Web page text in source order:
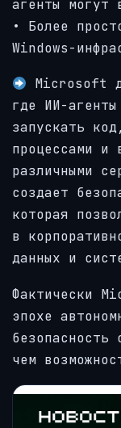
агенты могут
• Более
Windows-
Microsoft
где ИИ-
запускать
процессами и
различными
создает
которая
в
данных и
Фактически
эпохе
безопасность
чем